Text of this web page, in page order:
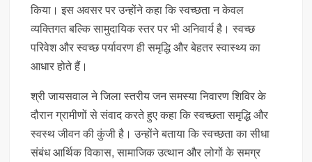
किया। इस अवसर पर उन्होंने कहा कि स्वच्छता न केवल
व्यक्तिगत बल्कि सामुदायिक स्तर पर भी अनिवार्य है। स्वच्छ
परिवेश और स्वच्छ पर्यावरण ही समृद्धि और बेहतर स्वास्थ्य का
आधार होते हैं।
श्री जायसवाल ने जिला स्तरीय जन समस्या निवारण शिविर के
दौरान ग्रामीणों से संवाद करते हुए कहा कि स्वच्छता समृद्धि और
स्वस्थ जीवन की कुंजी है। उन्होंने बताया कि स्वच्छता का सीधा
संबंध आर्थिक विकास, सामाजिक उत्थान और लोगों के समग्र